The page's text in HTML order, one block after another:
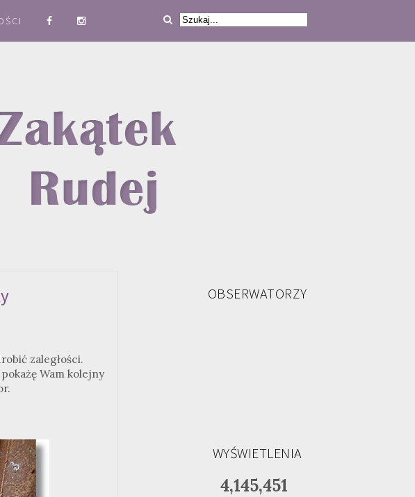
zaległości.
Wam kolejny
OBSERWATORZY
WYŚWIETLENIA
4,145,451